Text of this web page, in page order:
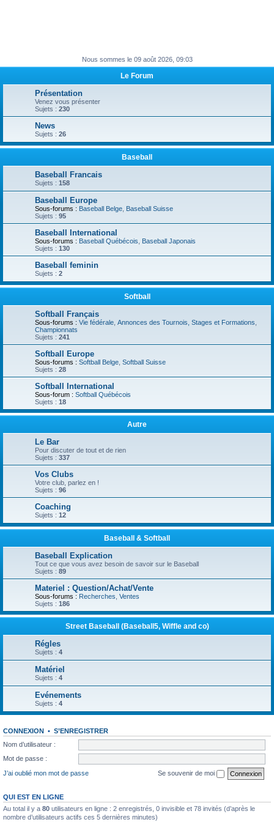
Nous sommes le 09 août 2026, 09:03
Le Forum
Présentation
Venez vous présenter
Sujets : 230
News
Sujets : 26
Baseball
Baseball Francais
Sujets : 158
Baseball Europe
Sous-forums : Baseball Belge Baseball Suisse
Sujets : 95
Baseball International
Sous-forums : Baseball Québécois
Baseball Japonais
Sujets : 130
Baseball feminin
Sujets : 2
Softball
Softball Français
Sous-forums : Vie fédérale Annonces des Tournois, Stages et Formations
Championnats
Sujets : 241
Softball Europe
Sous-forums : Softball Belge Softball Suisse
Sujets : 28
Softball International
Sous-forum : Softball Québécois
Sujets : 18
Autre
Le Bar
Pour discuter de tout et de rien
Sujets : 337
Vos Clubs
Votre club, parlez en !
Sujets : 96
Coaching
Sujets : 12
Baseball & Softball
Baseball Explication
Tout ce que vous avez besoin de savoir sur le Baseball
Sujets : 89
Materiel : Question/Achat/Vente
Sous-forums : Recherches Ventes
Sujets : 186
Street Baseball (Baseball5, Wiffle and co)
Régles
Sujets : 4
Matériel
Sujets : 4
Evénements
Sujets : 4
CONNEXION • S’ENREGISTRER
Nom d’utilisateur :
Mot de passe :
J’ai oublié mon mot de passe
Se souvenir de moi
QUI EST EN LIGNE
Au total il y a 80 utilisateurs en ligne : 2 enregistrés, 0 invisible et 78 invités (d’après le
nombre d’utilisateurs actifs ces 5 dernières minutes)